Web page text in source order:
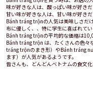
味が好きな人は、酸っぱい味が好き
甘い味が好きな人は、甘い味が好き
Bánh tráng trộnの人気は美味しさだ
布に優しく、、特に学生に喜ばれてい
Bánh tráng trộnの平均的な価格は
Bánh tráng trộn は、たくさんの色々
tráng trộnのまき形）やBánh tráng
ます）が人気があるようです。
皆さんも、どんどんベトナムの食文